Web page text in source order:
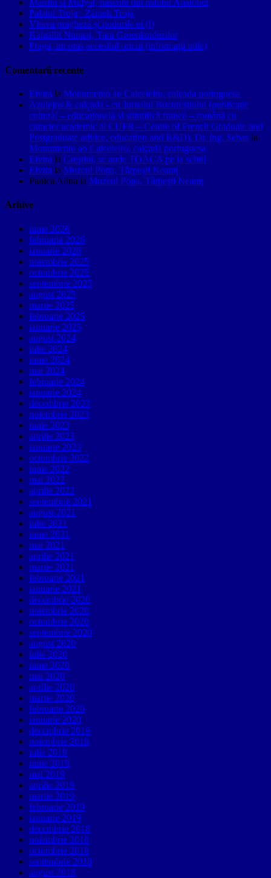
Mardin și Midyat, născute din nahitul Anatoliei
Palatul Troja, Zámek Troja
Vltava pragheză și podurile ei (I)
Kalaallit Nunaat, Țara Groenlandezilor
Praga, un oraș accesibil oricui (informații utile)
Comentarii recente
Elvira la Monumento ao Calceteiro, calçada portuguesa
Azulejos & calçada - cu Jurnalul Bucureștiului (publicație
cultural – educațională și științifică franco – română cu
caracter academic al CUFR – Centre of French Graduate and
Postgraduate advice, education and R&D). Dr. ing. Sebas la
Monumento ao Calceteiro, calçada portuguesa
Elvira la Creştini, se aude TOACA pe la schit!
Elvira la Muzeul Popa, Târpeşti Neamţ
Panica Alina la Muzeul Popa, Târpeşti Neamţ
Arhive
iunie 2026
februarie 2026
ianuarie 2026
noiembrie 2025
octombrie 2025
septembrie 2025
august 2025
martie 2025
februarie 2025
ianuarie 2025
august 2024
iulie 2024
iunie 2024
mai 2024
februarie 2024
ianuarie 2024
decembrie 2023
noiembrie 2023
iunie 2023
aprilie 2023
ianuarie 2023
octombrie 2022
iunie 2022
mai 2022
aprilie 2022
septembrie 2021
august 2021
iulie 2021
iunie 2021
mai 2021
aprilie 2021
martie 2021
februarie 2021
ianuarie 2021
decembrie 2020
noiembrie 2020
octombrie 2020
septembrie 2020
august 2020
iulie 2020
iunie 2020
mai 2020
aprilie 2020
martie 2020
februarie 2020
ianuarie 2020
decembrie 2019
noiembrie 2019
iulie 2019
iunie 2019
mai 2019
aprilie 2019
martie 2019
februarie 2019
ianuarie 2019
decembrie 2018
noiembrie 2018
octombrie 2018
septembrie 2018
august 2018